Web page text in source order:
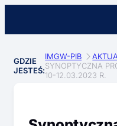
GDZIE
JESTEŚ:
IMGW-PIB
SYNOPTYCZNA
10-12.03.2023 R.